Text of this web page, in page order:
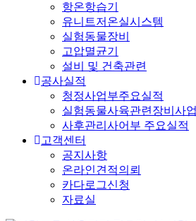
항온항습기
유니트저온실시스템
실험동물장비
고압멸균기
설비 및 건축관련
공사실적
청정사업부주요실적
실험동물사육관련장비사
사후관리사어부 주요실적
고객센터
공지사항
온라인견적의뢰
카다로그신청
자료실